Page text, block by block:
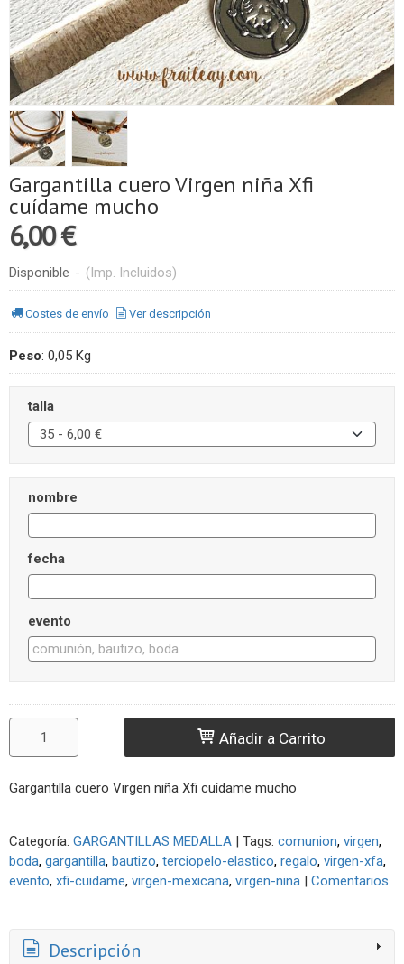
Gargantilla cuero Virgen niña Xfi
cuídame mucho
6,00 €
Disponible - (Imp. Incluidos)
Costes de envío Ver descripción
Peso: 0,05 Kg
talla
nombre
fecha
evento
Añadir a Carrito
Gargantilla cuero Virgen niña Xfi cuídame mucho
Categoría: GARGANTILLAS MEDALLA | Tags: comunion virgen
boda gargantilla bautizo terciopelo-elastico regalo virgen-xfa
evento xfi-cuidame virgen-mexicana virgen-nina | Comentarios
Descripción